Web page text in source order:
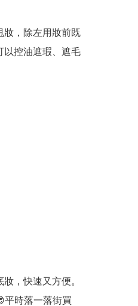
妝，除左用妝前既
以控油遮瑕、遮毛
，快速又方便。
平時落一落街買